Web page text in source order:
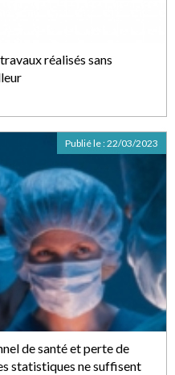
réalisés sans
de santé et perte de
statistiques ne suffisent
Publié le :22/03/2023